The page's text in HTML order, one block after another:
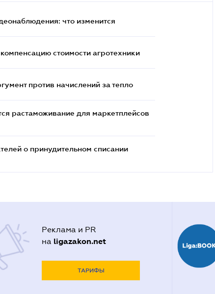
что изменится
стоимости агротехники
против начислений за тепло
растаможивание для маркетплейсов
о принудительном списании
Реклама и PR
на ligazakon.net
ТАРИФЫ